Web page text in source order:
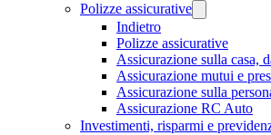
Polizze assicurative
Indietro
Polizze assicurative
Assicurazione sulla casa,
Assicurazione mutui e
Assicurazione sulla
Assicurazione RC Auto
Investimenti, risparmi e